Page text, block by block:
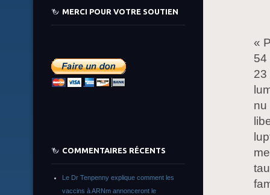
«
54
23
nu
MERCI POUR VOTRE SOUTIEN
COMMENTAIRES RÉCENTS
Le Dr Tenpenny explique comment les
vaccins à ARNm annonceront le